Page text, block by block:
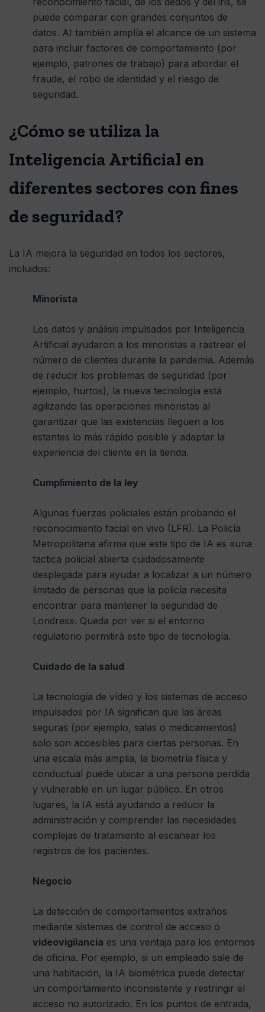
puede comparar con grandes conjuntos de
datos. AI también amplía el alcance de un sistema
para incluir factores de comportamiento (por
ejemplo, patrones de trabajo) para abordar el
fraude, el robo de identidad y el riesgo de
seguridad.
¿Cómo se utiliza la
Inteligencia Artificial en
diferentes sectores con fines
de seguridad?
La IA mejora la seguridad en todos los sectores,
incluidos:
Minorista
Los datos y análisis impulsados ​​por Inteligencia
Artificial ayudaron a los minoristas a rastrear el
número de clientes durante la pandemia. Además
de reducir los problemas de seguridad (por
ejemplo, hurtos), la nueva tecnología está
agilizando las operaciones minoristas al
garantizar que las existencias lleguen a los
estantes lo más rápido posible y adaptar la
experiencia del cliente en la tienda.
Cumplimiento de la ley
Algunas fuerzas policiales están probando el
reconocimiento facial en vivo (LFR). La Policía
Metropolitana afirma que este tipo de IA es «una
táctica policial abierta cuidadosamente
desplegada para ayudar a localizar a un número
limitado de personas que la policía necesita
encontrar para mantener la seguridad de
Londres». Queda por ver si el entorno
regulatorio permitirá este tipo de tecnología.
Cuidado de la salud
La tecnología de vídeo y los sistemas de acceso
impulsados ​​por IA significan que las áreas
seguras (por ejemplo, salas o medicamentos)
solo son accesibles para ciertas personas. En
una escala más amplia, la biometría física y
conductual puede ubicar a una persona perdida
y vulnerable en un lugar público. En otros
lugares, la IA está ayudando a reducir la
administración y comprender las necesidades
complejas de tratamiento al escanear los
registros de los pacientes.
Negocio
La detección de comportamientos extraños
mediante sistemas de control de acceso o
videovigilancia es una ventaja para los entornos
de oficina. Por ejemplo, si un empleado sale de
una habitación, la IA biométrica puede detectar
un comportamiento inconsistente y restringir el
acceso no autorizado. En los puntos de entrada,